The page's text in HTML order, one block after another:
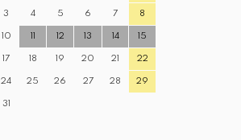
3 4 5 6 7 8
10 11 12 13 14 15
17 18 19 20 21 22
24 25 26 27 28 29
31